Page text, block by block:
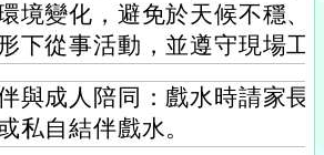
境變化，避免於天候不穩、
下從事活動，並遵守現場工
與成人陪同：戲水時請家長
私自結伴戲水。